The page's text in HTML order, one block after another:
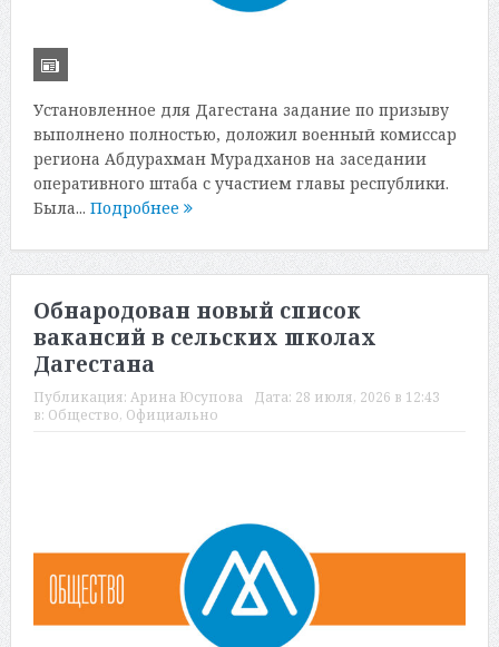
Установленное для Дагестана задание по призыву
выполнено полностью, доложил военный комиссар
региона Абдурахман Мурадханов на заседании
оперативного штаба с участием главы республики.
Была... Подробнее
Обнародован новый список
вакансий в сельских школах
Дагестана
Публикация: Арина Юсупова Дата: 28 июля, 2026 в 12:43
в: Общество, Официально